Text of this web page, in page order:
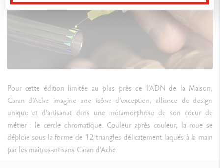
Pour cette édition limitée au plus près de l’ADN de la Maison,
Caran d’Ache imagine une icône d’exception, alliance de design
unique et d’artisanat dans une métamorphose de son coeur de
métier : le cercle chromatique. Couleur après couleur, la roue se
déploie sous la forme de 12 triangles délicatement laqués à la main
par les maîtres-artisans Caran d’Ache.